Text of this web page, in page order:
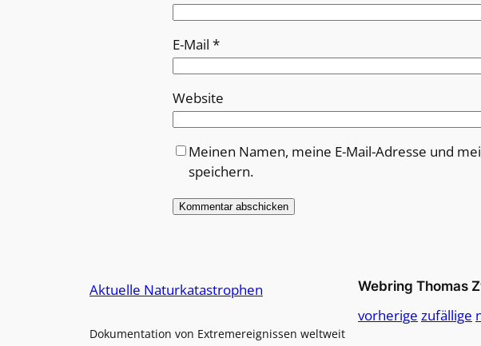
E-Mail *
Website
Meinen Namen, meine E-Mail-Adresse und
speichern.
Aktuelle Naturkatastrophen
Dokumentation von Extremereignissen weltweit
Webring Thomas
vorherige zufällige